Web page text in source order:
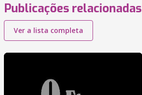
Publicações relacionadas
Ver a lista completa